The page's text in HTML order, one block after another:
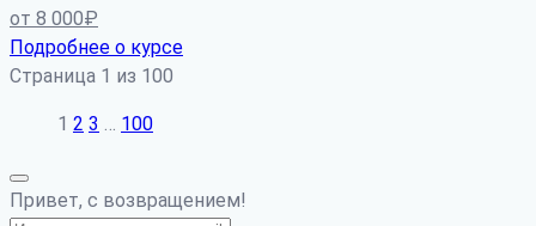
от 8 000₽
Подробнее о курсе
Страница 1 из 100
1 2 3 100
Привет, с возвращением!